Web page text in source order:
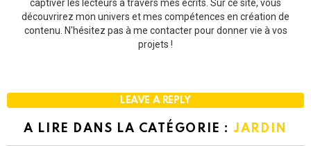
captiver les lecteurs à travers mes écrits. Sur ce site, vous
découvrirez mon univers et mes compétences en création de
contenu. N'hésitez pas à me contacter pour donner vie à vos
projets !
LEAVE A REPLY
A LIRE DANS LA CATÉGORIE :JARDIN